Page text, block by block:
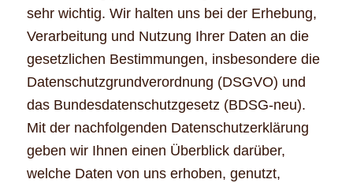
sehr wichtig. Wir halten uns bei der Erhebung,
Verarbeitung und Nutzung Ihrer Daten an die
gesetzlichen Bestimmungen, insbesondere die
Datenschutzgrundverordnung (DSGVO) und
das Bundesdatenschutzgesetz (BDSG-neu).
Mit der nachfolgenden Datenschutzerklärung
geben wir Ihnen einen Überblick darüber,
welche Daten von uns erhoben, genutzt,